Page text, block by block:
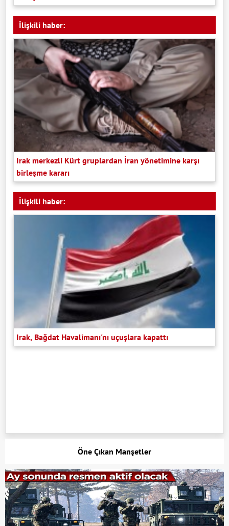
İlişkili haber:
Irak merkezli Kürt gruplardan İran yönetimine karşı
birleşme kararı
İlişkili haber:
Irak, Bağdat Havalimanı'nı uçuşlara kapattı
Öne Çıkan Manşetler